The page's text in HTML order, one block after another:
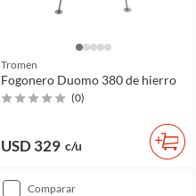
Tromen
Fogonero Duomo 380 de hierro
(0)
USD 329 c/u
comparar